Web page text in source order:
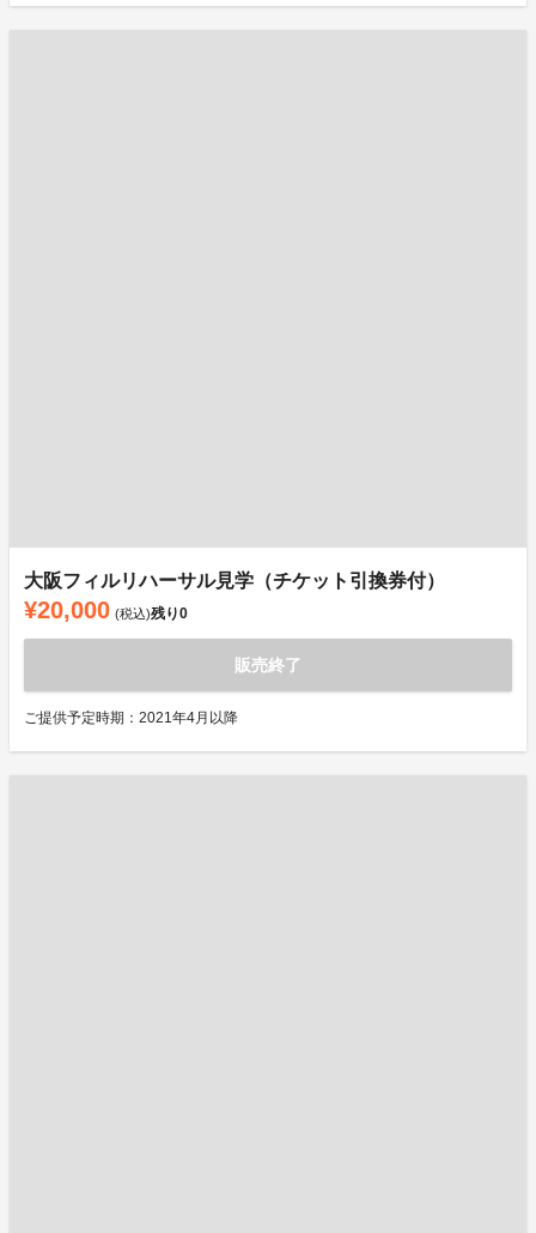
大阪フィルリハーサル見学（チケット引換券付）
¥20,000 (税込)残り0
販売終了
ご提供予定時期：2021年4月以降